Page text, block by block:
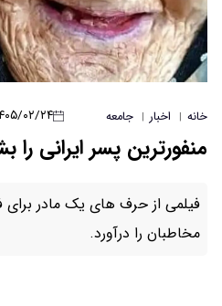
۱۴۰۵/۰۲/۲۴ ۲۰:۳۴:۳۸ کد خبر: ۱۳۳۷۶
را بشناسید !/ ویدئو
برای فرزندانش اشک تمام